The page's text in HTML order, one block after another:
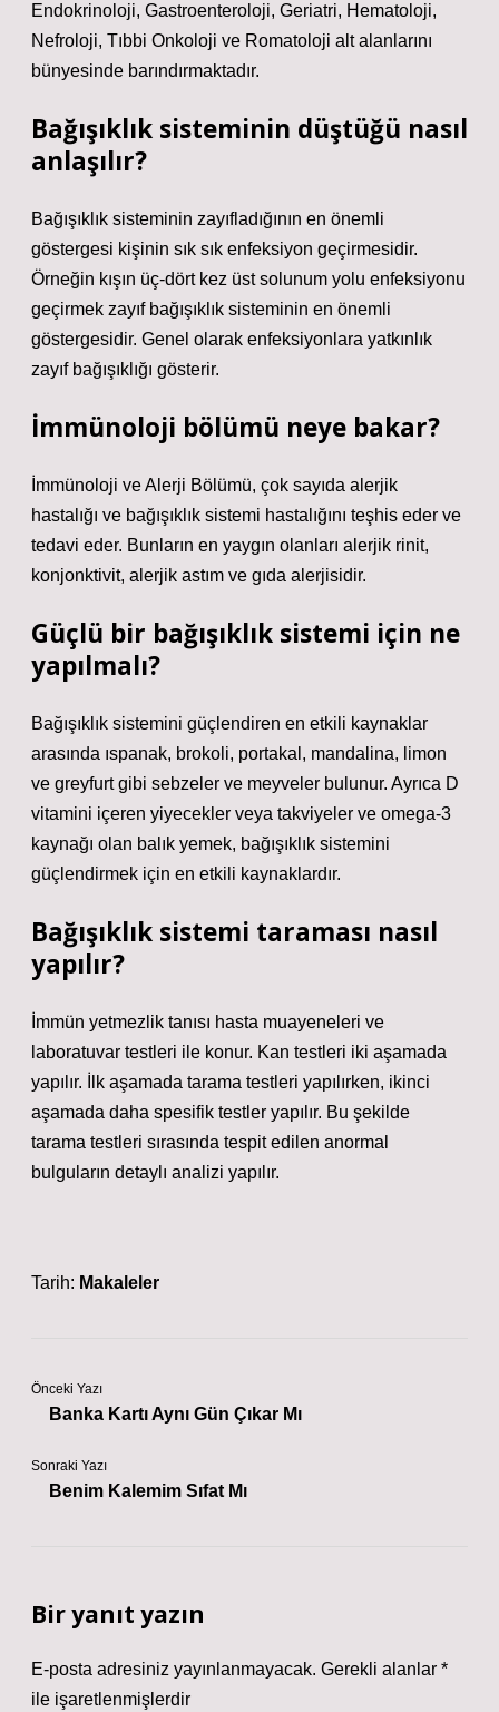
Endokrinoloji, Gastroenteroloji, Geriatri, Hematoloji,
Nefroloji, Tıbbi Onkoloji ve Romatoloji alt alanlarını
bünyesinde barındırmaktadır.
Bağışıklık sisteminin düştüğü nasıl
anlaşılır?
Bağışıklık sisteminin zayıfladığının en önemli
göstergesi kişinin sık sık enfeksiyon geçirmesidir.
Örneğin kışın üç-dört kez üst solunum yolu enfeksiyonu
geçirmek zayıf bağışıklık sisteminin en önemli
göstergesidir. Genel olarak enfeksiyonlara yatkınlık
zayıf bağışıklığı gösterir.
İmmünoloji bölümü neye bakar?
İmmünoloji ve Alerji Bölümü, çok sayıda alerjik
hastalığı ve bağışıklık sistemi hastalığını teşhis eder ve
tedavi eder. Bunların en yaygın olanları alerjik rinit,
konjonktivit, alerjik astım ve gıda alerjisidir.
Güçlü bir bağışıklık sistemi için ne
yapılmalı?
Bağışıklık sistemini güçlendiren en etkili kaynaklar
arasında ıspanak, brokoli, portakal, mandalina, limon
ve greyfurt gibi sebzeler ve meyveler bulunur. Ayrıca D
vitamini içeren yiyecekler veya takviyeler ve omega-3
kaynağı olan balık yemek, bağışıklık sistemini
güçlendirmek için en etkili kaynaklardır.
Bağışıklık sistemi taraması nasıl
yapılır?
İmmün yetmezlik tanısı hasta muayeneleri ve
laboratuvar testleri ile konur. Kan testleri iki aşamada
yapılır. İlk aşamada tarama testleri yapılırken, ikinci
aşamada daha spesifik testler yapılır. Bu şekilde
tarama testleri sırasında tespit edilen anormal
bulguların detaylı analizi yapılır.
Tarih: Makaleler
Önceki Yazı
Banka Kartı Aynı Gün Çıkar Mı
Sonraki Yazı
Benim Kalemim Sıfat Mı
Bir yanıt yazın
E-posta adresiniz yayınlanmayacak. Gerekli alanlar *
ile işaretlenmişlerdir